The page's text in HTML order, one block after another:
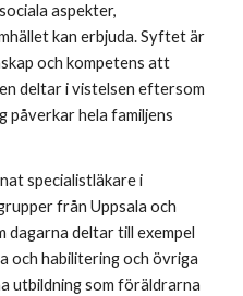
aspekter,
kan erbjuda. Syftet är
och kompetens att
deltar i vistelsen eftersom
hela familjens
specialistläkare i
från Uppsala och
dagarna deltar till exempel
och habilitering och övriga
utbildning som föräldrarna